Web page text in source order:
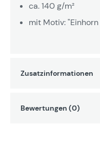
ca. 140 g/m²
mit Motiv:
Zusatzinformationen
Bewertungen (0)